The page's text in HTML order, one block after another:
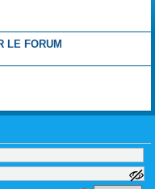
LE FORUM
a